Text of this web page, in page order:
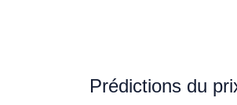
Prédictions du